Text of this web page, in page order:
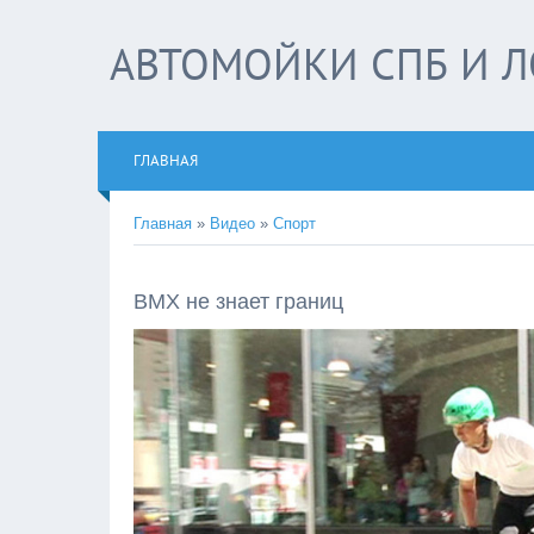
АВТОМОЙКИ СПБ И
ГЛАВНАЯ
Главная » Видео » Спорт
BMX не знает границ